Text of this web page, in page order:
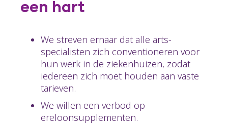
een hart
We streven ernaar dat alle arts-
specialisten zich conventioneren voor
hun werk in de ziekenhuizen, zodat
iedereen zich moet houden aan vaste
tarieven.
We willen een verbod op
ereloonsupplementen.